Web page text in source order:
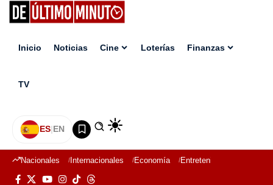
Inicio Noticias Cine Loterías Finanzas
TV
ES|EN
Nacionales Internacionales Economía Entretenimiento